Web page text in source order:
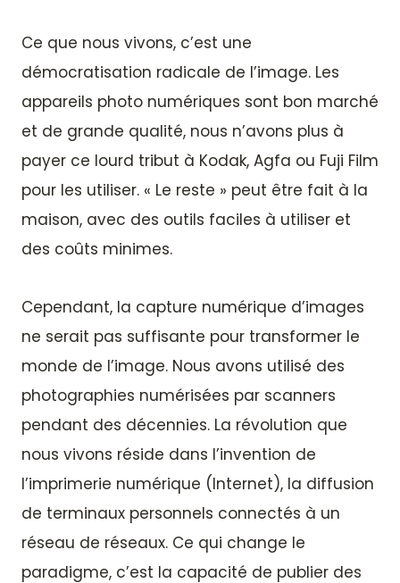
Ce que nous vivons, c’est une
démocratisation radicale de l’image. Les
appareils photo numériques sont bon marché
et de grande qualité, nous n’avons plus à
payer ce lourd tribut à Kodak, Agfa ou Fuji Film
pour les utiliser. « Le reste » peut être fait à la
maison, avec des outils faciles à utiliser et
des coûts minimes.
Cependant, la capture numérique d’images
ne serait pas suffisante pour transformer le
monde de l’image. Nous avons utilisé des
photographies numérisées par scanners
pendant des décennies. La révolution que
nous vivons réside dans l’invention de
l’imprimerie numérique (Internet), la diffusion
de terminaux personnels connectés à un
réseau de réseaux. Ce qui change le
paradigme, c’est la capacité de publier des